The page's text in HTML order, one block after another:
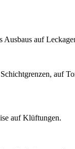
auf
auf
auf Klüftungen.